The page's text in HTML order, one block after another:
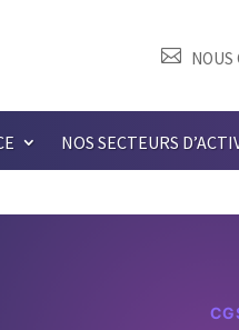
 NOUS
NOS SECTEURS